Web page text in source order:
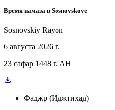
Время намаза в Sosnovskoye
Sosnovskiy Rayon
6 августа 2026 г.
23 сафар 1448 г. AH
Фаджр (Иджтихад)